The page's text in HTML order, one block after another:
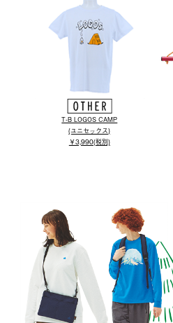
T-B LOGOS CAMP
(ユニセックス)
￥3,990(税別)